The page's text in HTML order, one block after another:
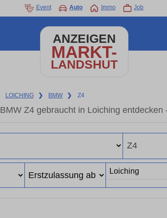
Event Auto Immo Job
ANZEIGEN
MARKT-
LANDSHUT
LOICHING ❯ BMW ❯ Z4
BMW Z4 gebraucht in Loiching